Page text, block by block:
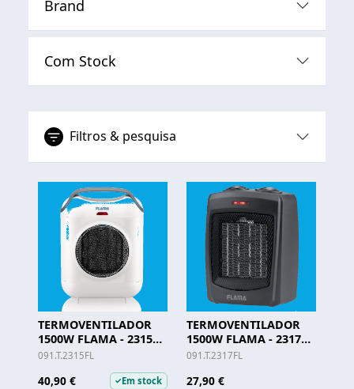
Filtros & pesquisa
TERMOVENTILADOR
1500W FLAMA - 2315
FL
091.T.2315FL
40,90 € ✓Em stock
TERMOVENTILADOR
1500W FLAMA - 2317
FL
091.T.2317FL
27,90 €
Brand
Com Stock